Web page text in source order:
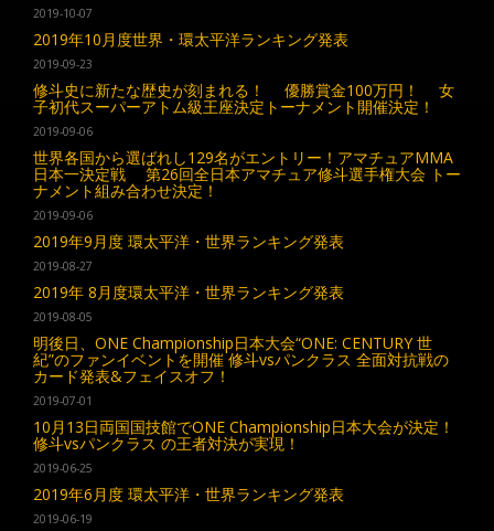
2019-10-07
2019年10月度世界・環太平洋ランキング発表
2019-09-23
修斗史に新たな歴史が刻まれる！ 優勝賞金100万円！ 女
子初代スーパーアトム級王座決定トーナメント開催決定！
2019-09-06
世界各国から選ばれし129名がエントリー！アマチュアMMA
日本一決定戦 第26回全日本アマチュア修斗選手権大会 トー
ナメント組み合わせ決定！
2019-09-06
2019年9月度 環太平洋・世界ランキング発表
2019-08-27
2019年 8月度環太平洋・世界ランキング発表
2019-08-05
明後日、ONE Championship日本大会“ONE: CENTURY 世
紀”のファンイベントを開催 修斗vsパンクラス 全面対抗戦の
カード発表&フェイスオフ！
2019-07-01
10月13日両国国技館でONE Championship日本大会が決定！
修斗vsパンクラス の王者対決が実現！
2019-06-25
2019年6月度 環太平洋・世界ランキング発表
2019-06-19